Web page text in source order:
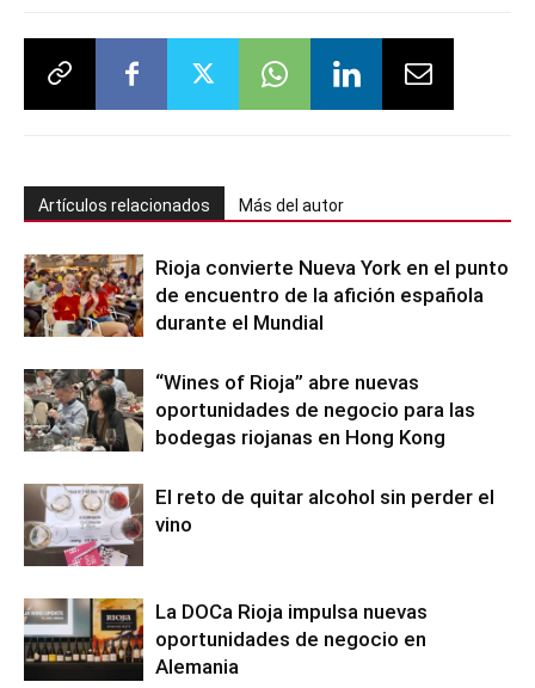
Artículos relacionados Más del autor
Rioja convierte Nueva York en el punto
de encuentro de la afición española
durante el Mundial
“Wines of Rioja” abre nuevas
oportunidades de negocio para las
bodegas riojanas en Hong Kong
El reto de quitar alcohol sin perder el
vino
La DOCa Rioja impulsa nuevas
oportunidades de negocio en
Alemania